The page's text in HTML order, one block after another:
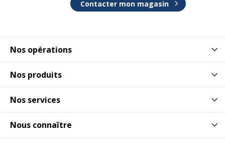
Nos opérations
Nos produits
Nos services
Nous connaître
Contacter mon magasin